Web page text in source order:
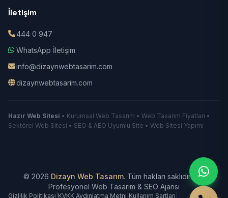
İletişim
444 0 947
WhatsApp İletişim
info@dizaynwebtasarim.com
dizaynwebtasarim.com
Hazır Web Sitesi • Kurumsal Web Tasarım • Web Tasarım Fiyatları •
Sektörel Web Sitesi • SEO & AEO Uyumlu Site • Web Sitesi Yapımı
© 2026 Dizayn Web Tasarım. Tüm hakları saklıdır.
|
Profesyonel Web Tasarım & SEO Ajansı
Gizlilik Politikası KVKK Aydınlatma Metni Kullanım Şartları